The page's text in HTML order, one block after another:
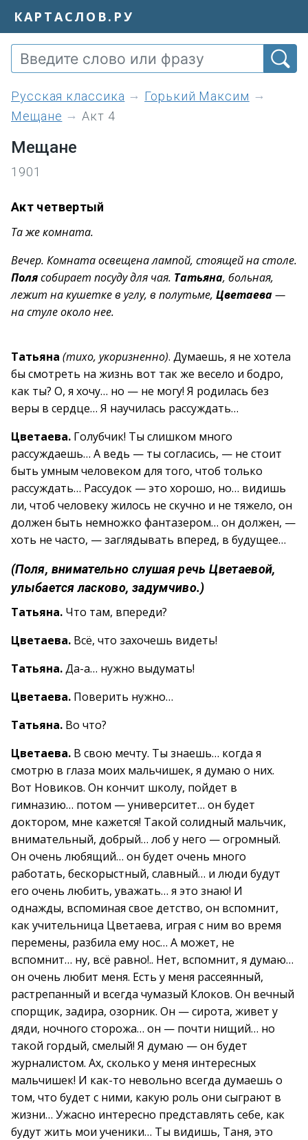
КАРТАСЛОВ.РУ
Русская классика
Горький Максим
Мещане
Акт 4
Мещане
1901
Акт четвертый
Та же комната.
Вечер. Комната освещена лампой, стоящей на столе.
Полясобирает посуду для чая. Татьяна, больная,
лежит на кушетке в углу, в полутьме, Цветаева—
на стуле около нее.
Татьяна (тихо, укоризненно). Думаешь, я не хотела
бы смотреть на жизнь вот так же весело и бодро,
как ты? О, я хочу… но — не могу! Я родилась без
веры в сердце… Я научилась рассуждать…
Цветаева. Голубчик! Ты слишком много
рассуждаешь… А ведь — ты согласись, — не стоит
быть умным человеком для того, чтоб только
рассуждать… Рассудок — это хорошо, но… видишь
ли, чтоб человеку жилось не скучно и не тяжело, он
должен быть немножко фантазером… он должен, —
хоть не часто, — заглядывать вперед, в будущее…
(Поля, внимательно слушая речь Цветаевой,
улыбается ласково, задумчиво.)
Татьяна. Что там, впереди?
Цветаева. Всё, что захочешь видеть!
Татьяна.Да-а… нужно выдумать!
Цветаева. Поверить нужно…
Татьяна. Во что?
Цветаева. В свою мечту. Ты знаешь… когда я
смотрю в глаза моих мальчишек, я думаю о них.
Вот Новиков. Он кончит школу, пойдет в
гимназию… потом — университет… он будет
доктором, мне кажется! Такой солидный мальчик,
внимательный, добрый… лоб у него — огромный.
Он очень любящий… он будет очень много
работать, бескорыстный, славный… и люди будут
его очень любить, уважать… я это знаю! И
однажды, вспоминая свое детство, он вспомнит,
как учительница Цветаева, играя с ним во время
перемены, разбила ему нос… А может, не
вспомнит… ну, всё равно!.. Нет, вспомнит, я думаю…
он очень любит меня. Есть у меня рассеянный,
растрепанный и всегда чумазый Клоков. Он вечный
спорщик, задира, озорник. Он — сирота, живет у
дяди, ночного сторожа… он — почти нищий… но
такой гордый, смелый! Я думаю — он будет
журналистом. Ах, сколько у меня интересных
мальчишек! И как-то невольно всегда думаешь о
том, что будет с ними, какую роль они сыграют в
жизни… Ужасно интересно представлять себе, как
будут жить мои ученики… Ты видишь, Таня, это